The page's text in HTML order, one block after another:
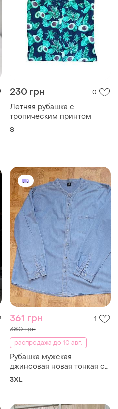
230 грн 0
Летняя рубашка с
тропическим принтом
S
361 грн 1
380 грн
распродажа до 10 авг.
Рубашка мужская
джинсовая новая тонкая с
воротником стойка
3XL